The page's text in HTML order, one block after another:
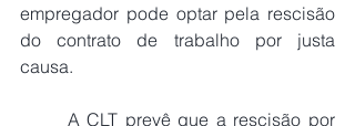
empregador pode optar pela rescisão
do contrato de trabalho por justa
causa.